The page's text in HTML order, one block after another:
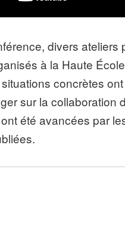
divers ateliers
à la Haute
concrètes
sur la
été avancées par